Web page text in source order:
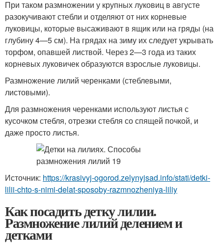
При таком размножении у крупных луковиц в августе
разокучивают стебли и отделяют от них корневые
луковицы, которые высаживают в ящик или на гряды (на
глубину 4—5 см). На грядах на зиму их следует укрывать
торфом, опавшей листвой. Через 2—3 года из таких
корневых луковичек образуются взрослые луковицы.
Размножение лилий черенками (стеблевыми,
листовыми).
Для размножения черенками используют листья с
кусочком стебля, отрезки стебля со спящей почкой, и
даже просто листья.
Источник: https://krasivyj-ogorod.zelynyjsad.info/stati/detki-
lilii-chto-s-nimi-delat-sposoby-razmnozheniya-liliy
Как посадить детку лилии.
Размножение лилий делением и
детками